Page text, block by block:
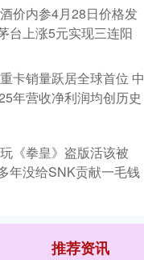
价内参4月28日价格发
台上涨5元实现三连阳
卡销量跃居全球首位 中
年营收净利润均创历史
《拳皇》盗版活该被
年没给SNK贡献一毛钱
推荐资讯